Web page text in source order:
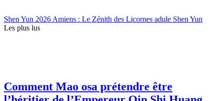
Shen Yun 2026 Amiens : Le Zénith des Licornes adule Shen Yun
Les plus lus
Comment Mao osa prétendre être